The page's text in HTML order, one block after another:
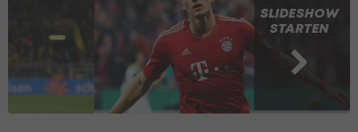
SLIDESHOW
STARTEN